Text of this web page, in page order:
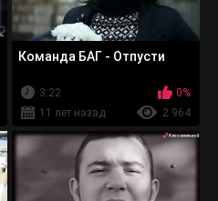
Команда БАГ - Отпусти
3:22
0%
11 лет назад
2 964